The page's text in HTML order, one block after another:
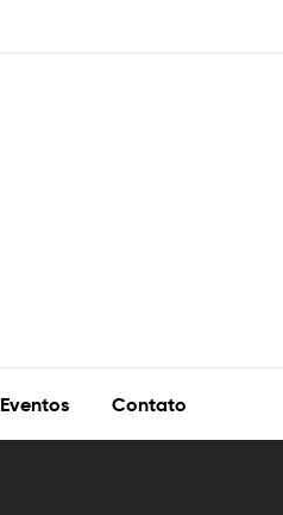
Eventos Contato